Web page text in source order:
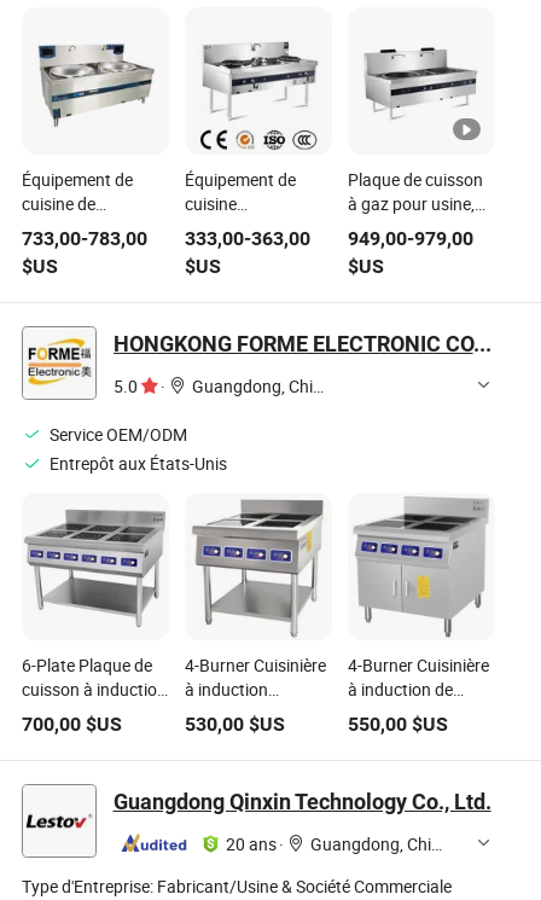
Équipement de
cuisine de
restaurant
commercial en
acier inoxydable,
plaque à induction
électrique
733,00-783,00
$US
Équipement de
cuisine
commerciale de
gros 2-Burner
Cuisinière à gaz
avec dosseret
333,00-363,00
$US
Plaque de cuisson
à gaz pour usine,
cuisine
commerciale et
industrielle,
économiseur
949,00-979,00
$US
HONGKONG FORME ELECTRONIC CO., LIMITED
5.0 · Guangdong, China
Service OEM/ODM
Entrepôt aux États-Unis
6-Plate Plaque de
cuisson à induction
commerciale,
plaque de cuisson
électromagnétique
commerciale
700,00 $US
4-Burner Cuisinière
à induction
verticale Cuisinière
à induction
commerciale
électromagnétique
530,00$US
4-Burner Cuisinière
à induction de
cabinet, gamme de
cuisson à induction
commerciale
550,00$US
Guangdong Qinxin Technology Co., Ltd.
20 ans·
Guangdong, China
Type d'Entreprise: Fabricant/Usine & Société Commerciale